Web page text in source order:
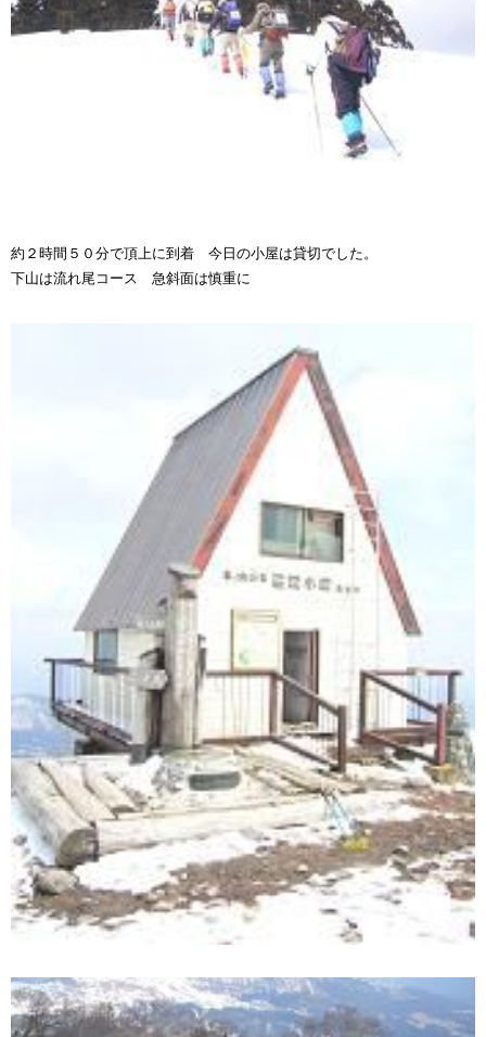
約２時間５０分で頂上に到着 今日の小屋は貸切でした。
下山は流れ尾コース 急斜面は慎重に